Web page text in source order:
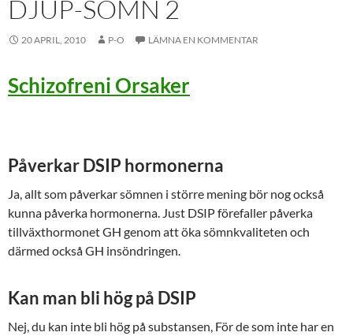
DJUP-SÖMN 2
20 APRIL, 2010 P-O LÄMNA EN KOMMENTAR
Schizofreni Orsaker
Påverkar DSIP hormonerna
Ja, allt som påverkar sömnen i större mening bör nog också
kunna påverka hormonerna. Just DSIP förefaller påverka
tillväxthormonet GH genom att öka sömnkvaliteten och
därmed också GH insöndringen.
Kan man bli hög på DSIP
Nej, du kan inte bli hög på substansen, För de som inte har en